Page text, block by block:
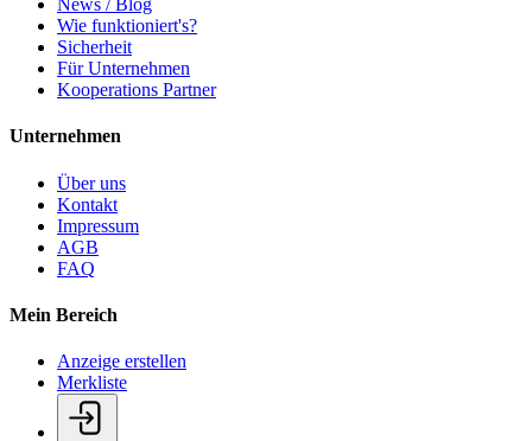
News / Blog
Wie funktioniert's?
Sicherheit
Für Unternehmen
Kooperations Partner
Unternehmen
Über uns
Kontakt
Impressum
AGB
FAQ
Mein Bereich
Anzeige erstellen
Merkliste